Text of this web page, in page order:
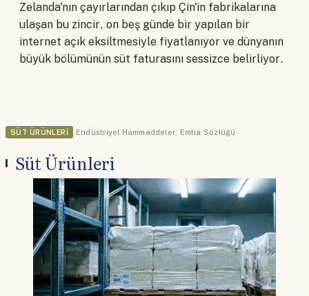
Zelanda'nın çayırlarından çıkıp Çin'in fabrikalarına
ulaşan bu zincir, on beş günde bir yapılan bir
internet açık eksiltmesiyle fiyatlanıyor ve dünyanın
büyük bölümünün süt faturasını sessizce belirliyor.
SÜT ÜRÜNLERI Endüstriyel Hammaddeler, Emtia Sözlüğü
Süt Ürünleri